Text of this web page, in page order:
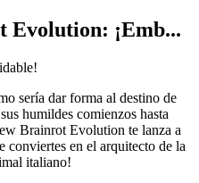
Evolution: ¡Emb...
sería dar forma al destino de
humildes comienzos hasta
Brainrot Evolution te lanza a
conviertes en el arquitecto de la
italiano!